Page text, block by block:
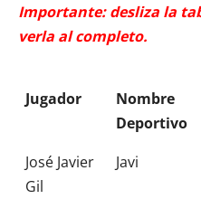
Importante: desliza la
verla al completo.
Jugador
Nombre
Deportivo
Jugador
Nombre
José Javier
Gil
Javi